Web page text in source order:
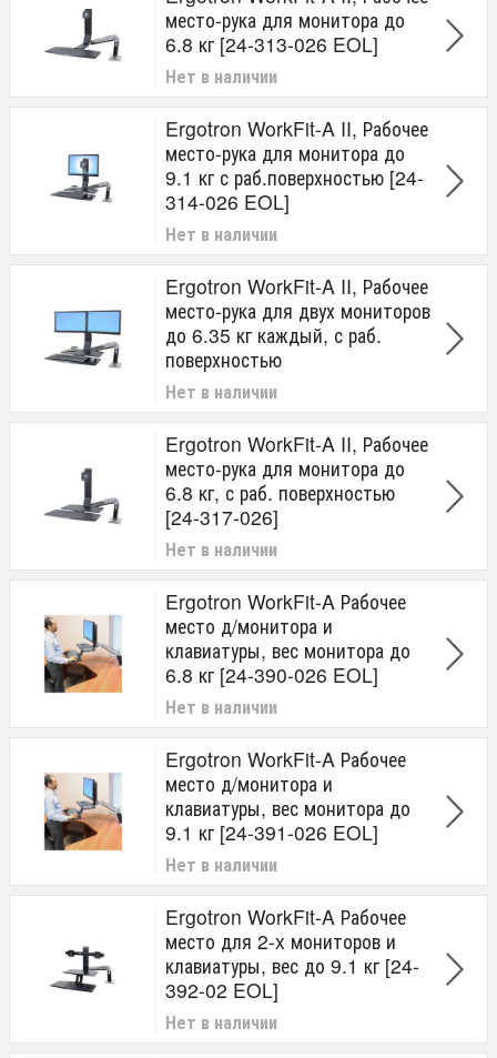
место-рука для монитора до
6.8 кг [24-313-026 EOL]
Нет в наличии
Ergotron WorkFit-A II, Рабочее
место-рука для монитора до
9.1 кг с раб.поверхностью [24-
314-026 EOL]
Нет в наличии
Ergotron WorkFit-A II, Рабочее
место-рука для двух мониторов
до 6.35 кг каждый, с раб.
поверхностью
Нет в наличии
Ergotron WorkFit-A II, Рабочее
место-рука для монитора до
6.8 кг, с раб. поверхностью
[24-317-026]
Нет в наличии
Ergotron WorkFit-A Рабочее
место д/монитора и
клавиатуры, вес монитора до
6.8 кг [24-390-026 EOL]
Нет в наличии
Ergotron WorkFit-A Рабочее
место д/монитора и
клавиатуры, вес монитора до
9.1 кг [24-391-026 EOL]
Нет в наличии
Ergotron WorkFit-A Рабочее
место для 2-x мониторов и
клавиатуры, вес до 9.1 кг [24-
392-02 EOL]
Нет в наличии